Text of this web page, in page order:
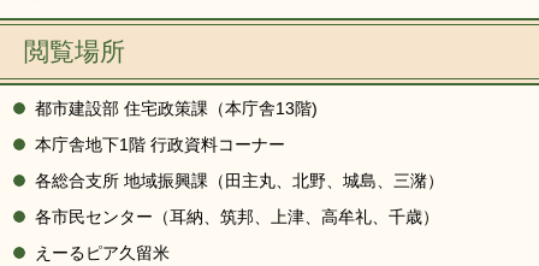
閲覧場所
都市建設部 住宅政策課（本庁舎13階)
本庁舎地下1階 行政資料コーナー
各総合支所 地域振興課（田主丸、北野、城島、三潴）
各市民センター（耳納、筑邦、上津、高牟礼、千歳）
えーるピア久留米